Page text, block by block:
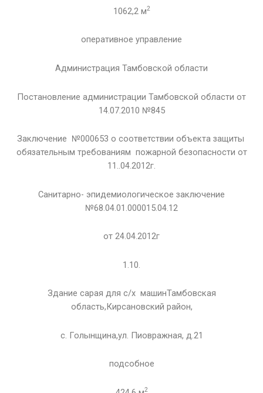
1062,2 м2
оперативное управление
Администрация Тамбовской области
Постановление администрации Тамбовской области от
14.07.2010 №845
Заключение №000653 о соответствии объекта защиты
обязательным требованиям пожарной безопасности от
11..04.2012г.
Санитарно- эпидемиологическое заключение
№68.04.01.000015.04.12
от 24.04.2012г
1.10.
Здание сарая для с/х машинТамбовская
область,Кирсановский район,
с. Голынщина,ул. Пиовражная, д.21
подсобное
2